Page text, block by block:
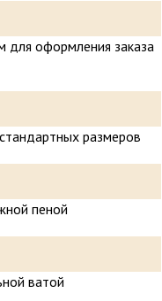
для оформления заказа
размеров
пеной
ватой